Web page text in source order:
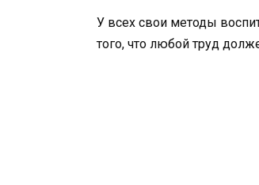
У всех свои методы
того, что любой труд